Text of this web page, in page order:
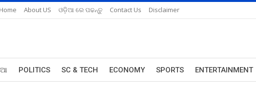
Home About US ଓଡ଼ିଆ ରେ ପଢନ୍ତୁ Contact Us Disclaimer
POLITICS SC & TECH ECONOMY SPORTS ENTERTAINMENT